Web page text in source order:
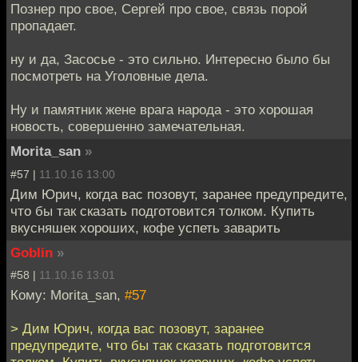
Познер про свое, Сергей про свое, связь порой
пропадает.
ну и да, Засосье - это сильно. Интересно было бы
посмотреть на Уголовные дела.
Ну и памятник жене врага народа - это хорошая
новость, совершенно замечательная.
Morita_san »
#57 | 11.10.16 13:00
Дим Юрич, когда вас позовут, заранее предупредите,
что бы так сказать подготовится толком. Купить
вкусняшек хороших, кофе успеть заварить
Goblin »
#58 | 11.10.16 13:01
Кому: Morita_san, #57
> Дим Юрич, когда вас позовут, заранее
предупредите, что бы так сказать подготовится